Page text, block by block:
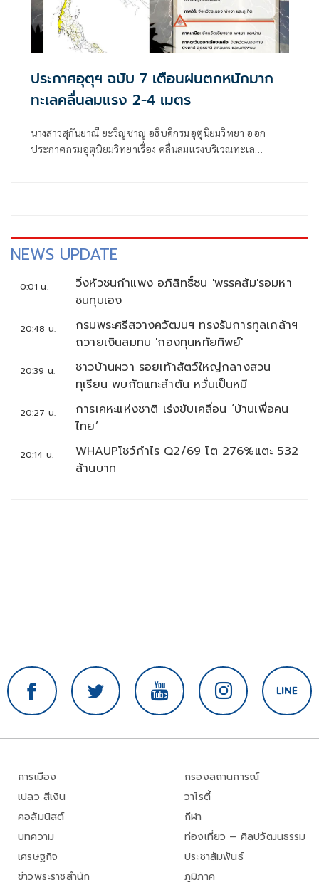
ประกาศอุตุฯ ฉบับ 7 เตือนฝนตกหนักมาก
ทะเลคลื่นลมแรง 2-4 เมตร
นางสาวสุกันยาณี ยะวิญชาญ อธิบดีกรมอุตุนิยมวิทยา ออก
ประกาศกรมอุตุนิยมวิทยาเรื่อง คลื่นลมแรงบริเวณทะเล
NEWS UPDATE
0:01 น.
วิ่งหัวชนกำแพง อภิสิทธิ์ชน 'พรรคส้ม'รอมหา
ชนทุบเอง
20:48 น.
กรมพระศรีสวางควัฒนฯ ทรงรับการทูลเกล้าฯ
ถวายเงินสมทบ 'กองทุนหทัยทิพย์'
20:39 น.
ชาวบ้านผวา รอยเท้าสัตว์ใหญ่กลางสวน
ทุเรียน พบกัดแทะลำต้น หวั่นเป็นหมี
20:27 น.
การเคหะแห่งชาติ เร่งขับเคลื่อน ‘บ้านเพื่อคน
ไทย’
20:14 น.
WHAUPโชว์กำไร Q2/69 โต 276%แตะ 532
ล้านบาท
การเมือง
เปลว สีเงิน
คอลัมนิสต์
บทความ
เศรษฐกิจ
ข่าวพระราชสำนัก
กรองสถานการณ์
วาไรตี้
กีฬา
ท่องเที่ยว – ศิลปวัฒนธรรม
ประชาสัมพันธ์
ภูมิภาค